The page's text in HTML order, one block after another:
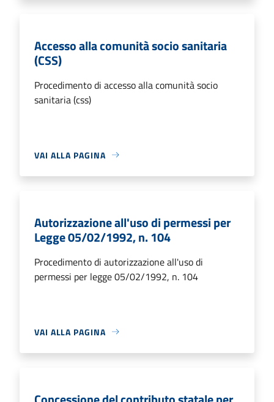
Accesso alla comunità socio sanitaria
(CSS)
Procedimento di accesso alla comunità socio
sanitaria (css)
VAI ALLA PAGINA
Autorizzazione all'uso di permessi per
Legge 05/02/1992, n. 104
Procedimento di autorizzazione all'uso di
permessi per legge 05/02/1992, n. 104
VAI ALLA PAGINA